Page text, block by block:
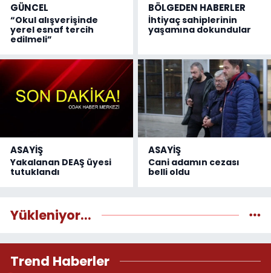
GÜNCEL
“Okul alışverişinde
yerel esnaf tercih
edilmeli”
BÖLGEDEN HABERLER
İhtiyaç sahiplerinin
yaşamına dokundular
ASAYİŞ
Yakalanan DEAŞ üyesi
tutuklandı
ASAYİŞ
Cani adamın cezası
belli oldu
Yükleniyor...
Trend Haberler